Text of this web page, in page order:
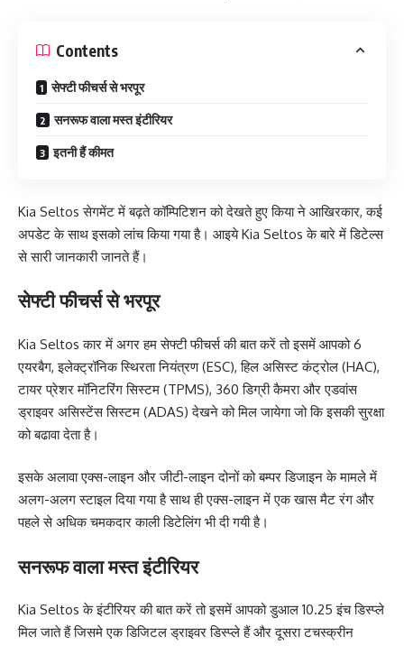
Contents
सेफ्टी फीचर्स से भरपूर
सनरूफ वाला मस्त इंटीरियर
इतनी हैं कीमत
Kia Seltos सेगमेंट में बढ़ते कॉम्पिटिशन को देखते हुए किया ने आखिरकार, कई
अपडेट के साथ इसको लांच किया गया है। आइये Kia Seltos के बारे में डिटेल्स
से सारी जानकारी जानते हैं।
सेफ्टी फीचर्स से भरपूर
Kia Seltos कार में अगर हम सेफ्टी फीचर्स की बात करें तो इसमें आपको 6
एयरबैग, इलेक्ट्रॉनिक स्थिरता नियंत्रण (ESC), हिल असिस्ट कंट्रोल (HAC),
टायर प्रेशर मॉनिटरिंग सिस्टम (TPMS), 360 डिग्री कैमरा और एडवांस
ड्राइवर असिस्टेंस सिस्टम (ADAS) देखने को मिल जायेगा जो कि इसकी सुरक्षा
को बढावा देता है।
इसके अलावा एक्स-लाइन और जीटी-लाइन दोनों को बम्पर डिजाइन के मामले में
अलग-अलग स्टाइल दिया गया है साथ ही एक्स-लाइन में एक खास मैट रंग और
पहले से अधिक चमकदार काली डिटेलिंग भी दी गयी है।
सनरूफ वाला मस्त इंटीरियर
Kia Seltos के इंटीरियर की बात करें तो इसमें आपको डुआल 10.25 इंच डिस्प्ले
मिल जाते हैं जिसमे एक डिजिटल ड्राइवर डिस्प्ले हैं और दूसरा टचस्क्रीन